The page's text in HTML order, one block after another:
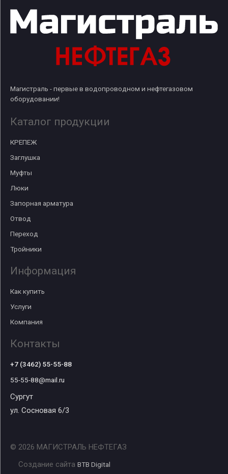
Магистраль - первые в водопроводном и нефтегазовом
оборудовании!
Каталог продукции
КРЕПЕЖ
Заглушка
Муфты
Люки
Запорная арматура
Отвод
Переход
Тройники
Информация
Как купить
Услуги
Компания
Контакты
+7 (3462) 55-55-88
55-55-88@mail.ru
Сургут
ул. Сосновая 6/3
© 2026 МАГИСТРАЛЬ НЕФТЕГАЗ
Создание сайта BTB Digital